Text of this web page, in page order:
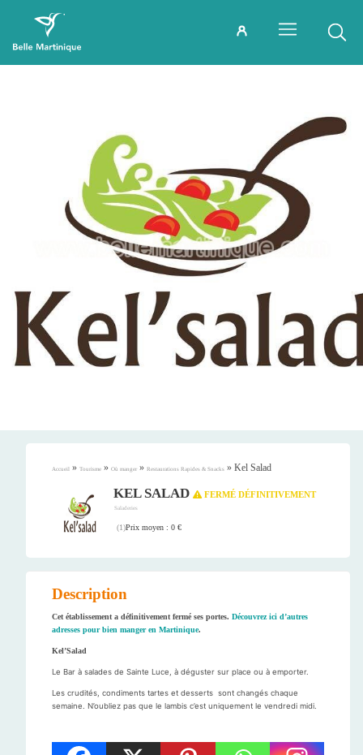
Accueil » Tourisme » Où manger » Restaurations Rapides & Snacks » Kel Salad
KEL SALAD FERMÉ DÉFINITIVEMENT
Saladeries
(1)Prix moyen : 0 €
Description
Cet établissement a définitivement fermé ses portes. Découvrez ici d’autres
adresses pour bien manger en Martinique.
Kel’Salad
Le Bar à salades de Sainte Luce, à déguster sur place ou à emporter.
Les crudités, condiments tartes et desserts sont changés chaque
semaine. N’oubliez pas que le lambis c’est uniquement le vendredi midi.